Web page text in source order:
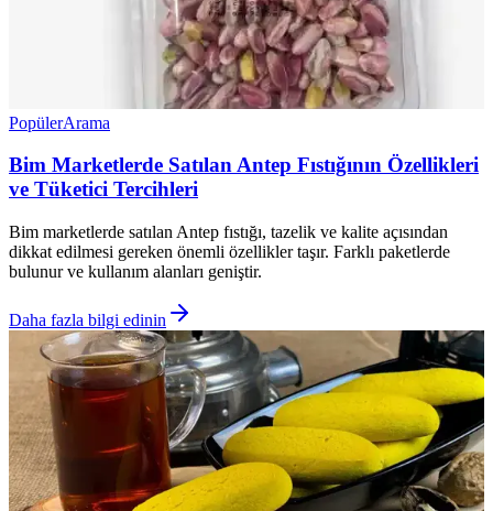
PopülerArama
Bim Marketlerde Satılan Antep Fıstığının Özellikleri
ve Tüketici Tercihleri
Bim marketlerde satılan Antep fıstığı, tazelik ve kalite açısından
dikkat edilmesi gereken önemli özellikler taşır. Farklı paketlerde
bulunur ve kullanım alanları geniştir.
Daha fazla bilgi edinin